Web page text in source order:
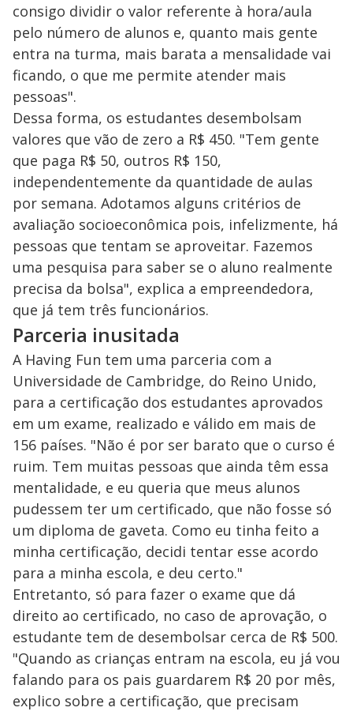
consigo dividir o valor referente à hora/aula
pelo número de alunos e, quanto mais gente
entra na turma, mais barata a mensalidade vai
ficando, o que me permite atender mais
pessoas".
Dessa forma, os estudantes desembolsam
valores que vão de zero a R$ 450. "Tem gente
que paga R$ 50, outros R$ 150,
independentemente da quantidade de aulas
por semana. Adotamos alguns critérios de
avaliação socioeconômica pois, infelizmente, há
pessoas que tentam se aproveitar. Fazemos
uma pesquisa para saber se o aluno realmente
precisa da bolsa", explica a empreendedora,
que já tem três funcionários.
Parceria inusitada
A Having Fun tem uma parceria com a
Universidade de Cambridge, do Reino Unido,
para a certificação dos estudantes aprovados
em um exame, realizado e válido em mais de
156 países. "Não é por ser barato que o curso é
ruim. Tem muitas pessoas que ainda têm essa
mentalidade, e eu queria que meus alunos
pudessem ter um certificado, que não fosse só
um diploma de gaveta. Como eu tinha feito a
minha certificação, decidi tentar esse acordo
para a minha escola, e deu certo."
Entretanto, só para fazer o exame que dá
direito ao certificado, no caso de aprovação, o
estudante tem de desembolsar cerca de R$ 500.
"Quando as crianças entram na escola, eu já vou
falando para os pais guardarem R$ 20 por mês,
explico sobre a certificação, que precisam